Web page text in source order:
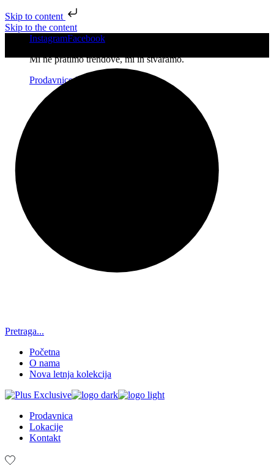
Skip to content
Skip to the content
InstagramFacebook
Mi ne pratimo trendove, mi ih stvaramo.
Prodavnice Kontakt
Pretraga...
Početna
O nama
Nova letnja kolekcija
Prodavnica
Lokacije
Kontakt